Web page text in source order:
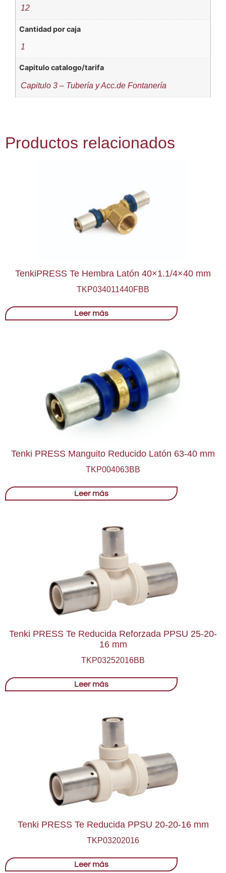
12
Cantidad por caja
1
Capitulo catalogo/tarifa
Capitulo 3 – Tubería y Acc.de Fontanería
Productos relacionados
TenkiPRESS Te Hembra Latón 40×1.1/4×40 mm
TKP034011440FBB
Leer más
Tenki PRESS Manguito Reducido Latón 63-40 mm
TKP004063BB
Leer más
Tenki PRESS Te Reducida Reforzada PPSU 25-20-
16 mm
TKP03252016BB
Leer más
Tenki PRESS Te Reducida PPSU 20-20-16 mm
TKP03202016
Leer más